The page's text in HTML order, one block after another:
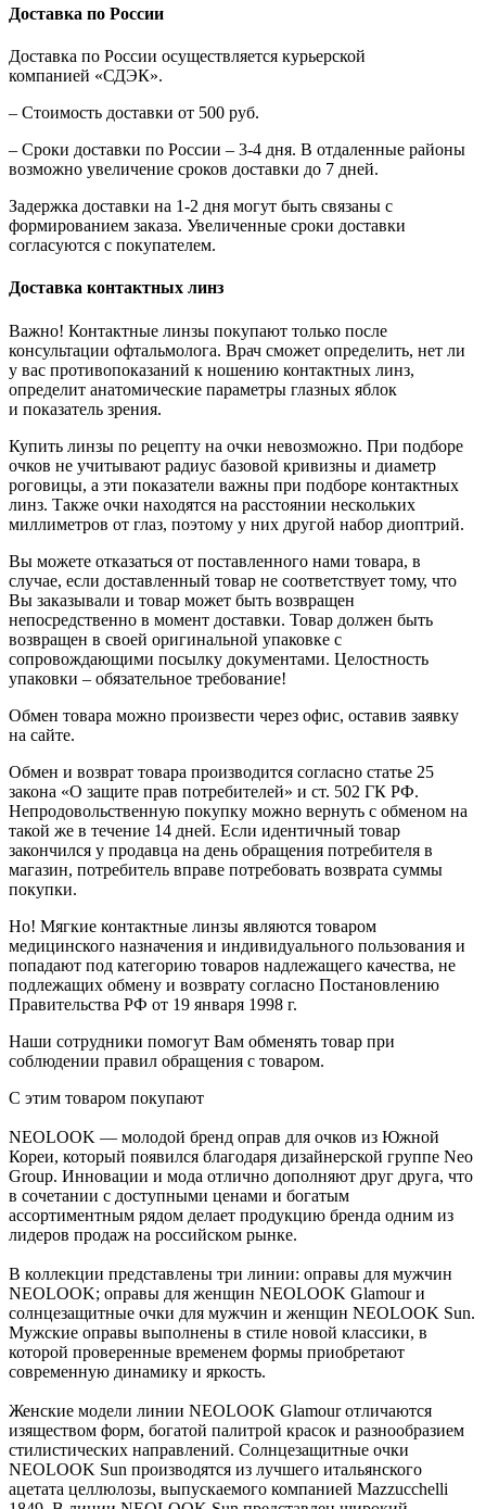
Доставка по России
Доставка по России осуществляется курьерской
компанией «СДЭК».
– Стоимость доставки от 500 руб.
– Сроки доставки по России – 3-4 дня. В отдаленные районы
возможно увеличение сроков доставки до 7 дней.
Задержка доставки на 1-2 дня могут быть связаны с
формированием заказа. Увеличенные сроки доставки
согласуются с покупателем.
Доставка контактных линз
Важно! Контактные линзы покупают только после
консультации офтальмолога. Врач сможет определить, нет ли
у вас противопоказаний к ношению контактных линз,
определит анатомические параметры глазных яблок
и показатель зрения.
Купить линзы по рецепту на очки невозможно. При подборе
очков не учитывают радиус базовой кривизны и диаметр
роговицы, а эти показатели важны при подборе контактных
линз. Также очки находятся на расстоянии нескольких
миллиметров от глаз, поэтому у них другой набор диоптрий.
Вы можете отказаться от поставленного нами товара, в
случае, если доставленный товар не соответствует тому, что
Вы заказывали и товар может быть возвращен
непосредственно в момент доставки. Товар должен быть
возвращен в своей оригинальной упаковке с
сопровождающими посылку документами. Целостность
упаковки – обязательное требование!
Обмен товара можно произвести через офис, оставив заявку
на сайте.
Обмен и возврат товара производится согласно статье 25
закона «О защите прав потребителей» и ст. 502 ГК РФ.
Непродовольственную покупку можно вернуть с обменом на
такой же в течение 14 дней. Если идентичный товар
закончился у продавца на день обращения потребителя в
магазин, потребитель вправе потребовать возврата суммы
покупки.
Но! Мягкие контактные линзы являются товаром
медицинского назначения и индивидуального пользования и
попадают под категорию товаров надлежащего качества, не
подлежащих обмену и возврату согласно Постановлению
Правительства РФ от 19 января 1998 г.
Наши сотрудники помогут Вам обменять товар при
соблюдении правил обращения с товаром.
С этим товаром покупают
NEOLOOK — молодой бренд оправ для очков из Южной
Кореи, который появился благодаря дизайнерской группе Neo
Group. Инновации и мода отлично дополняют друг друга, что
в сочетании с доступными ценами и богатым
ассортиментным рядом делает продукцию бренда одним из
лидеров продаж на российском рынке.
В коллекции представлены три линии: оправы для мужчин
NEOLOOK; оправы для женщин NEOLOOK Glamour и
солнцезащитные очки для мужчин и женщин NEOLOOK Sun.
Мужские оправы выполнены в стиле новой классики, в
которой проверенные временем формы приобретают
современную динамику и яркость.
Женские модели линии NEOLOOK Glamour отличаются
изяществом форм, богатой палитрой красок и разнообразием
стилистических направлений. Солнцезащитные очки
NEOLOOK Sun производятся из лучшего итальянского
ацетата целлюлозы, выпускаемого компанией Mazzucchelli